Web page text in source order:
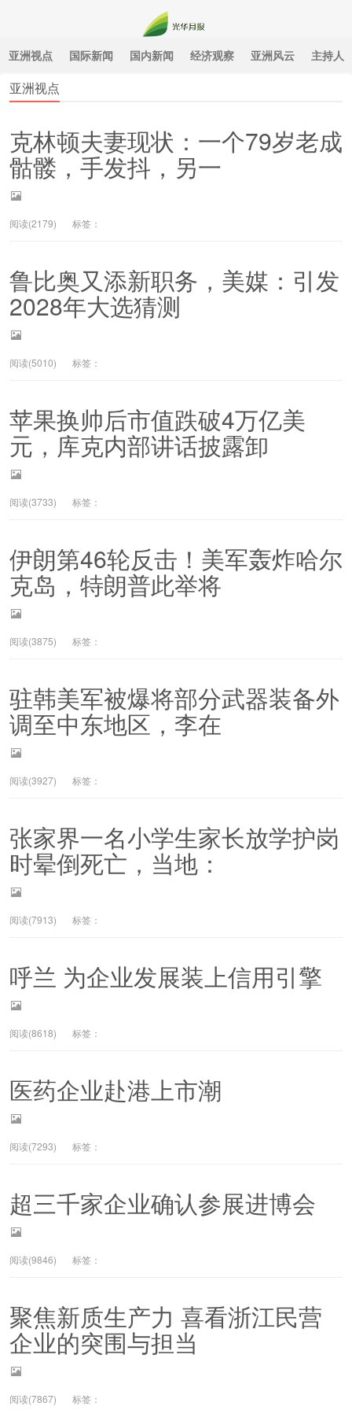
亚洲视点 国际新闻 国内新闻 经济观察 亚洲风云 主持人
亚洲视点
克林顿夫妻现状：一个79岁老成
骷髅，手发抖，另一
阅读(2179) 标签：
鲁比奥又添新职务，美媒：引发
2028年大选猜测
阅读(5010) 标签：
苹果换帅后市值跌破4万亿美
元，库克内部讲话披露卸
阅读(3733) 标签：
伊朗第46轮反击！美军轰炸哈尔
克岛，特朗普此举将
阅读(3875) 标签：
驻韩美军被爆将部分武器装备外
调至中东地区，李在
阅读(3927) 标签：
张家界一名小学生家长放学护岗
时晕倒死亡，当地：
阅读(7913) 标签：
呼兰 为企业发展装上信用引擎
阅读(8618) 标签：
医药企业赴港上市潮
阅读(7293) 标签：
超三千家企业确认参展进博会
阅读(9846) 标签：
聚焦新质生产力 喜看浙江民营
企业的突围与担当
阅读(7867) 标签：